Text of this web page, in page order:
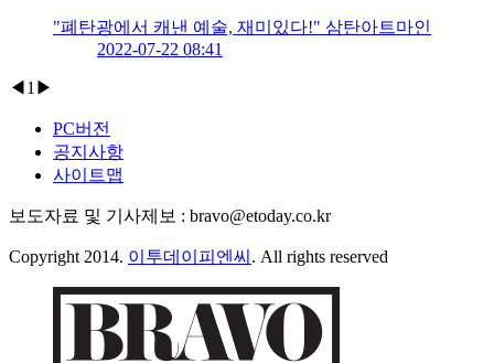
"폐탄광에서 캐낸 예술, 재미있다!" 삼탄아트마인
2022-07-22 08:41
◀ 1 ▶
PC버전
공지사항
사이트맵
보도자료 및 기사제보 : bravo@etoday.co.kr
Copyright 2014. 이투데이피엔씨 . All rights reserved